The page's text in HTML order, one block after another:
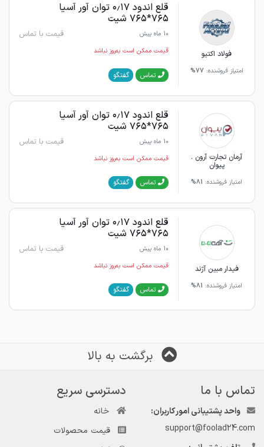
فولاد اکتیو
امتیاز فروشنده: 77%
قلع اندود ۰٫۱۷ توان آور آسیا
۷۶۵*۷۶۵ شیت
10 ماه پیش قیمت با تماس
قیمت ممکن است به‌روز نباشد
تماس گفتگو
آرمان تجارت آرون .
پیوان
امتیاز فروشنده: 81%
قلع اندود ۰٫۱۷ توان آور آسیا
۷۶۵*۷۶۵ شیت
10 ماه پیش قیمت با تماس
قیمت ممکن است به‌روز نباشد
تماس گفتگو
فیدار مبین آژند
امتیاز فروشنده: 81%
قلع اندود ۰٫۱۷ توان آور آسیا
۷۶۵*۷۶۵ شیت
10 ماه پیش قیمت با تماس
قیمت ممکن است به‌روز نباشد
تماس گفتگو
برگشت به بالا
تماس با ما
واحد پشتیبانی امور کاربران:
support@foolad24.com
دسترسی سریع
خانه
قیمت محصولات